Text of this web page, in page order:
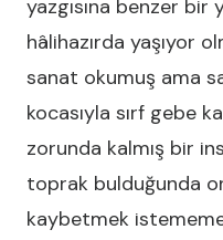
yazgısına benzer bir
hâlihazırda yaşıyor
sanat okumuş ama
kocasıyla sırf gebe
zorunda kalmış bir
toprak bulduğunda
kaybetmek